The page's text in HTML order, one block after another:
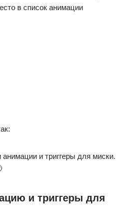
в список анимации
и триггеры для миски.
и триггеры для